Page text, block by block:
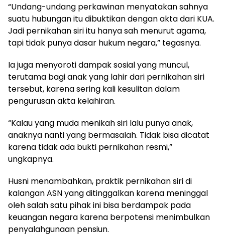
“Undang-undang perkawinan menyatakan sahnya
suatu hubungan itu dibuktikan dengan akta dari KUA.
Jadi pernikahan siri itu hanya sah menurut agama,
tapi tidak punya dasar hukum negara,” tegasnya.
Ia juga menyoroti dampak sosial yang muncul,
terutama bagi anak yang lahir dari pernikahan siri
tersebut, karena sering kali kesulitan dalam
pengurusan akta kelahiran.
“Kalau yang muda menikah siri lalu punya anak,
anaknya nanti yang bermasalah. Tidak bisa dicatat
karena tidak ada bukti pernikahan resmi,”
ungkapnya.
Husni menambahkan, praktik pernikahan siri di
kalangan ASN yang ditinggalkan karena meninggal
oleh salah satu pihak ini bisa berdampak pada
keuangan negara karena berpotensi menimbulkan
penyalahgunaan pensiun.